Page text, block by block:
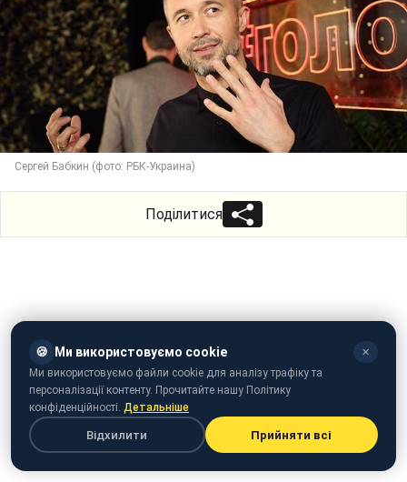
Сергей Бабкин (фото: РБК-Украина)
Поділитися
🍪 Ми використовуємо cookie ✕
Ми використовуємо файли cookie для аналізу трафіку та
персоналізації контенту. Прочитайте нашу Політику
конфіденційності. Детальніше
Відхилити Прийняти всі